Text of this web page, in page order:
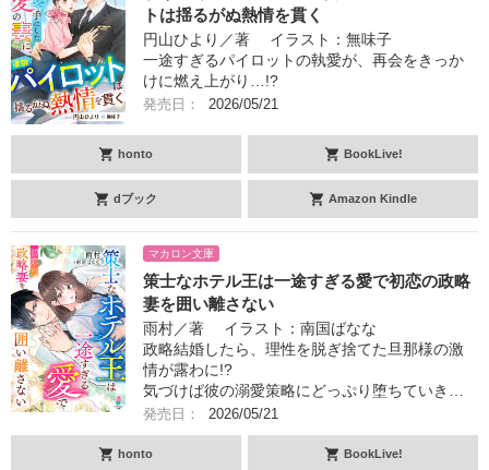
トは揺るがぬ熱情を貫く
円山ひより／著 イラスト：無味子
一途すぎるパイロットの執愛が、再会をきっか
けに燃え上がり…!?
発売日： 2026/05/21
honto BookLive!
dブック Amazon Kindle
マカロン文庫
策士なホテル王は一途すぎる愛で初恋の政略
妻を囲い離さない
雨村／著 イラスト：南国ばなな
政略結婚したら、理性を脱ぎ捨てた旦那様の激
情が露わに!?
気づけば彼の溺愛策略にどっぷり堕ちていき…
発売日： 2026/05/21
honto BookLive!